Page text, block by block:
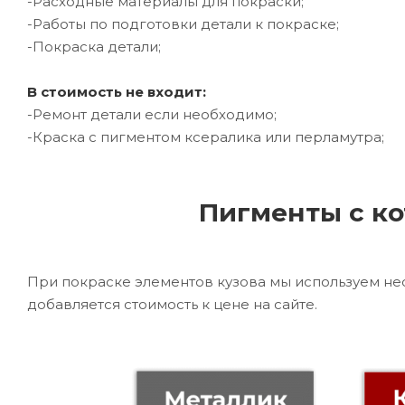
-Работы по подготовки детали к покраске;
-Покраска детали;
В стоимость не входит:
-Ремонт детали если необходимо;
-Краска с пигментом ксералика или перламутра;
Пигменты с
При покраске элементов кузова мы используем
добавляется стоимость к цене на сайте.